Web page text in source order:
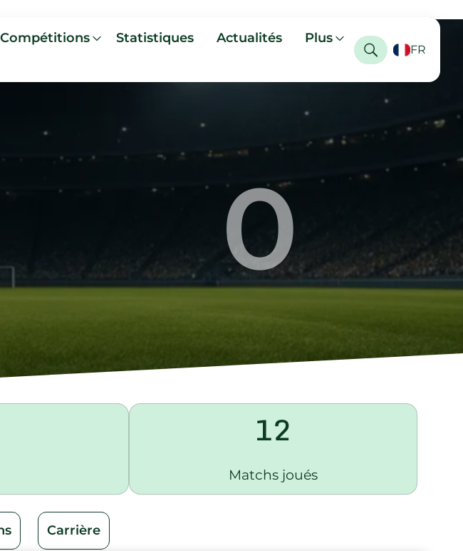
Compétitions Statistiques Actualités Plus
FR
0
12
Matchs joués
Carrière